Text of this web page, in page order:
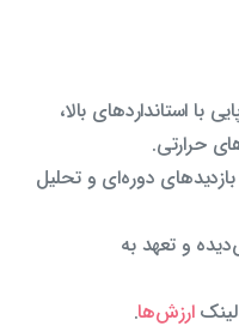
با استانداردهای بالا،
دوره‌ای و تحلیل
و تعهد به
لینکارزش‌ها.